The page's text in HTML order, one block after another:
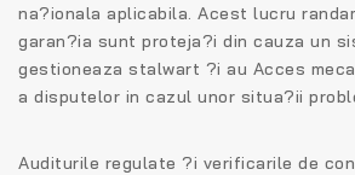
na?ionala aplicabila. Acest lucru
garan?ia sunt proteja?i din cauza un
gestioneaza stalwart ?i au Acces
a disputelor in cazul unor situa?ii
Auditurile regulate ?i verificarile de